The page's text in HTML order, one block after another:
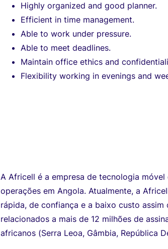
Highly organized and good planner.
Efficient in time management.
Able to work under pressure.
Able to meet deadlines.
Maintain office ethics and
Flexibility working in evenings and
A Africell é a empresa de tecnologia móvel
operações em Angola. Atualmente, a
rápida, de confiança e a baixo custo
relacionados a mais de 12 milhões de
africanos (Serra Leoa, Gâmbia, República